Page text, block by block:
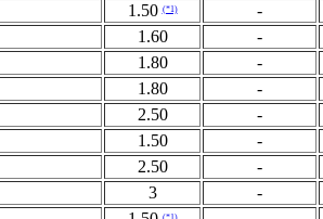
1.50(*1) -
1.60 -
1.80 -
1.80 -
2.50 -
1.50 -
2.50 -
3 -
(*1)